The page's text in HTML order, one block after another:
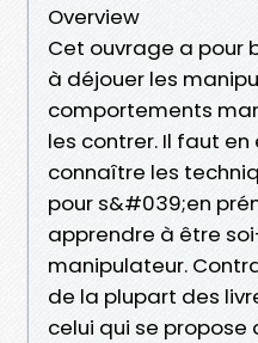
Overview
Cet ouvrage a pour
à déjouer les
comportements
les contrer. Il faut
connaître les
pour s&#039;en
apprendre à être
manipulateur.
de la plupart des
celui qui se